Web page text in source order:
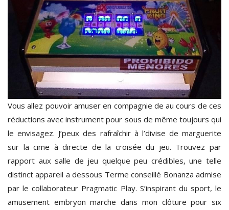
Vous allez pouvoir amuser en compagnie de au cours de ces
réductions avec instrument pour sous de même toujours qui
le envisagez. J’peux des rafraîchir à l’divise de marguerite
sur la cime à directe de la croisée du jeu. Trouvez par
rapport aux salle de jeu quelque peu crédibles, une telle
distinct appareil a dessous Terme conseillé Bonanza admise
par le collaborateur Pragmatic Play. S’inspirant du sport, le
amusement embryon marche dans mon clôture pour six